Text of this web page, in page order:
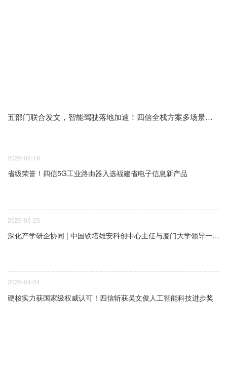
五部门联合发文，智能驾驶落地加速！四信全栈方案多场景率先跑通
2026-06-16
省级荣誉！四信5G工业路由器入选福建省电子信息新产品
2026-05-25
深化产学研企协同 | 中国铁塔雄安科创中心主任与厦门大学领导一行莅临四信参观交流
2026-04-24
硬核实力获国家级权威认可！四信斩获吴文俊人工智能科技进步奖